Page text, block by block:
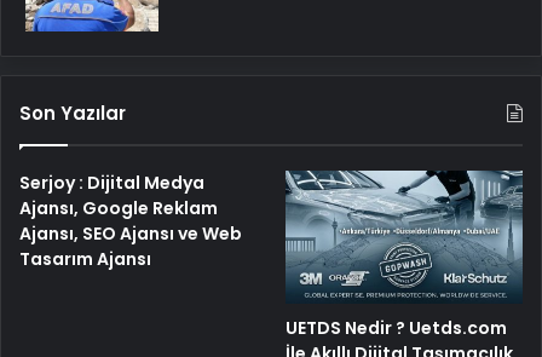
Son Yazılar
Serjoy : Dijital Medya
Ajansı, Google Reklam
Ajansı, SEO Ajansı ve Web
Tasarım Ajansı
UETDS Nedir ? Uetds.com